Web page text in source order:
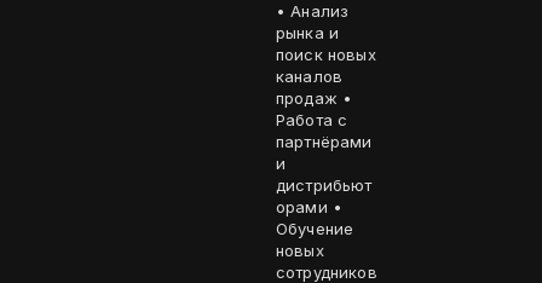
• Анализ
рынка и
поиск новых
каналов
продаж •
Работа с
партнёрами
и
дистрибьют
орами •
Обучение
новых
сотрудников